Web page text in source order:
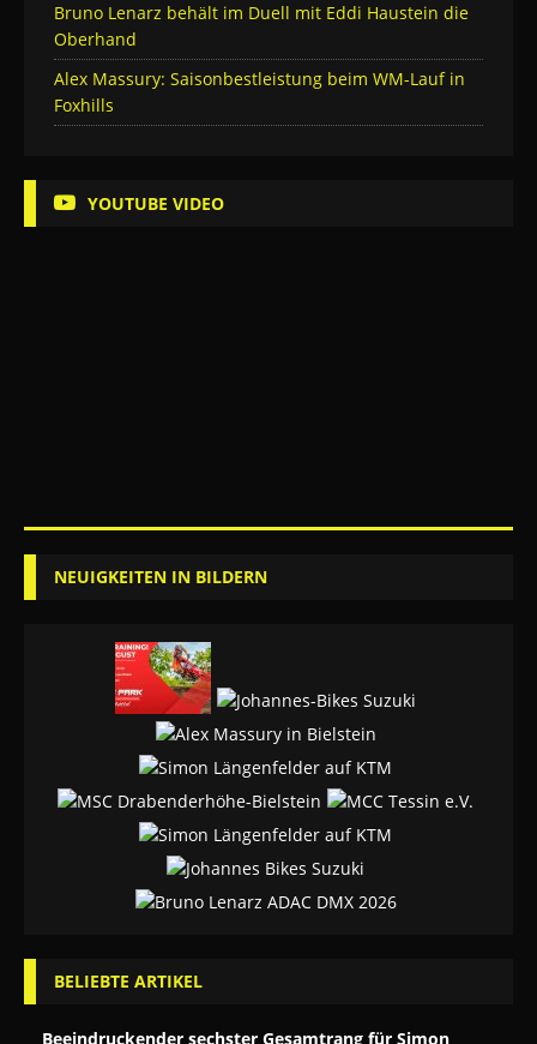
Bruno Lenarz behält im Duell mit Eddi Haustein die
Oberhand
Alex Massury: Saisonbestleistung beim WM-Lauf in
Foxhills
YOUTUBE VIDEO
NEUIGKEITEN IN BILDERN
BELIEBTE ARTIKEL
Beeindruckender sechster Gesamtrang für Simon